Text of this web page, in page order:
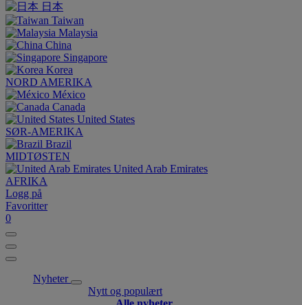
日本
Taiwan
Malaysia
China
Singapore
Korea
NORD AMERIKA
México
Canada
United States
SØR-AMERIKA
Brazil
MIDTØSTEN
United Arab Emirates
AFRIKA
Logg på
Favoritter
0
Nyheter
Nytt og populært